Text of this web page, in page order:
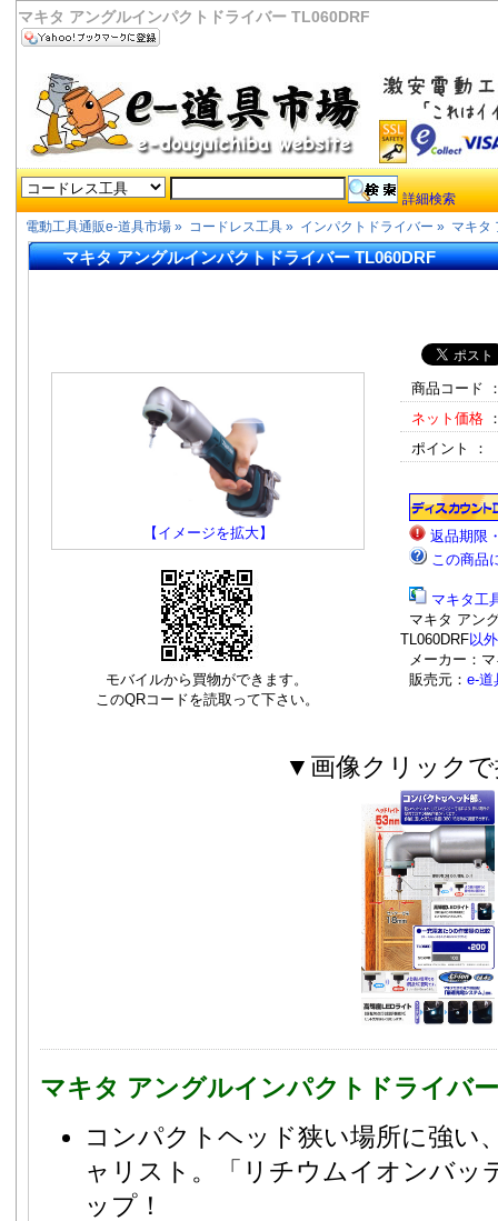
マキタ アングルインパクトドライバー TL060DRF
詳細検索
電動工具通販e-道具市場 » コードレス工具 » インパクトドライバー » マキタ
マキタ アングルインパクトドライバー TL060DRF
【イメージを拡大】
モバイルから買物ができます。
このQRコードを読取って下さい。
商品コード
ネット価格
ポイント ：
返品期限
この商品
マキタ工
マキタ アン
TL060DRF以
メーカー：
販売元： e-道
▼画像クリックで
マキタ アングルインパクトドライバ
コンパクトヘッド狭い場所に強い
ャリスト。「リチウムイオンバッ
ップ！